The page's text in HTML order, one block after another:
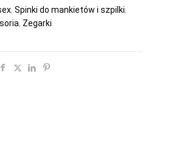
, Spinki do mankietów i szpilki,
, Zegarki